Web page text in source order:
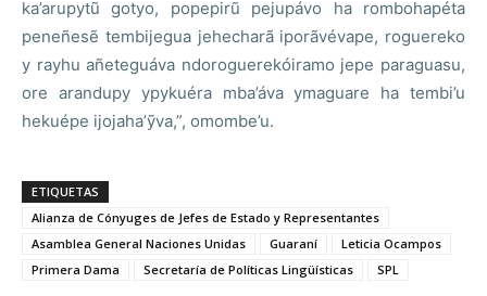
ka’arupytũ gotyo, popepirũ pejupávo ha rombohapéta
peneñesẽ tembijegua jehecharã iporãvévape, roguereko
y rayhu añeteguáva ndoroguerekóiramo jepe paraguasu,
ore arandupy ypykuéra mba’áva ymaguare ha tembi’u
hekuépe ijojaha’ỹva,”, omombe’u.
ETIQUETAS
Alianza de Cónyuges de Jefes de Estado y Representantes
Asamblea General Naciones Unidas
Guaraní
Leticia Ocampos
Primera Dama
Secretaría de Políticas Lingüísticas SPL